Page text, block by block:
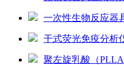
一次性生物反应器
干式荧光免疫分析
聚左旋乳酸（